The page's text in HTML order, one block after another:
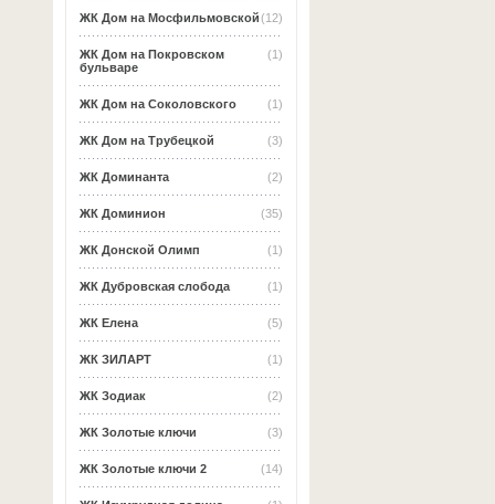
(12)
ЖК Дом на Мосфильмовской
(1)
ЖК Дом на Покровском
бульваре
(1)
ЖК Дом на Соколовского
(3)
ЖК Дом на Трубецкой
(2)
ЖК Доминанта
(35)
ЖК Доминион
(1)
ЖК Донской Олимп
(1)
ЖК Дубровская слобода
(5)
ЖК Елена
(1)
ЖК ЗИЛАРТ
(2)
ЖК Зодиак
(3)
ЖК Золотые ключи
(14)
ЖК Золотые ключи 2